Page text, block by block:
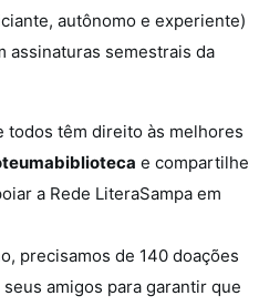
autônomo e experiente)
assinaturas semestrais da
todos têm direito às melhores
e compartilhe
a Rede LiteraSampa em
precisamos de 140 doações
amigos para garantir que